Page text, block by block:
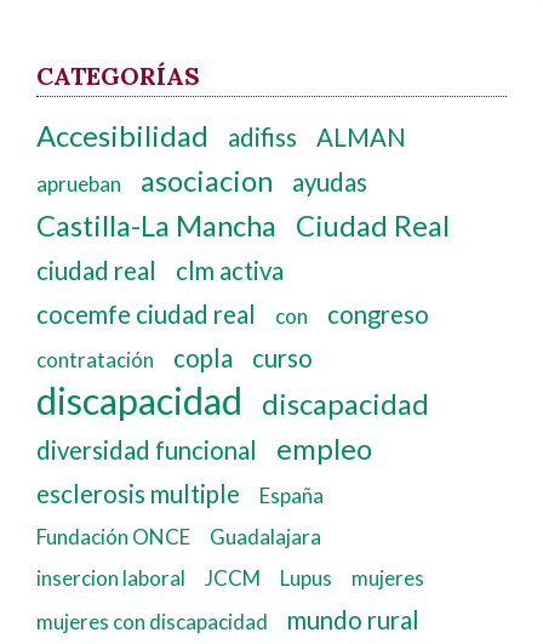
CATEGORÍAS
Accesibilidad adifiss ALMAN
aprueban asociacion ayudas
Castilla-La Mancha Ciudad Real
ciudad real
clm activa
cocemfe ciudad real
con congreso
contratación copla curso
discapacidad discapacidad
diversidad funcional empleo
esclerosis multiple
España
Fundación ONCE
Guadalajara
insercion laboral
JCCM Lupus
mujeres
mujeres con discapacidad
mundo rural